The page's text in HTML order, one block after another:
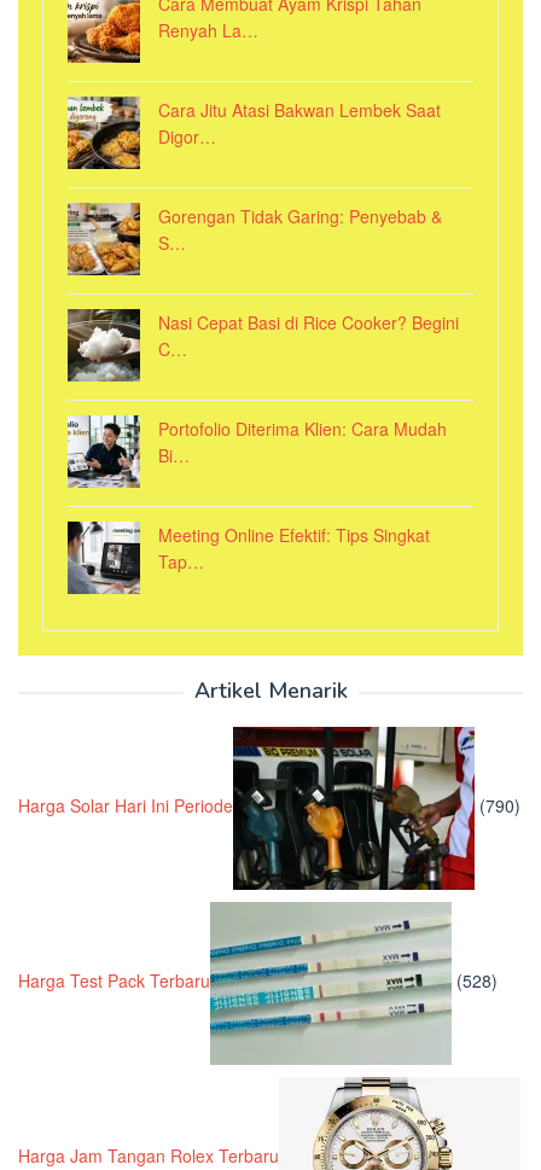
Renyah La…
Cara Jitu Atasi Bakwan Lembek Saat
Digor…
Gorengan Tidak Garing: Penyebab &
S…
Nasi Cepat Basi di Rice Cooker? Begini
C…
Portofolio Diterima Klien: Cara Mudah
Bi…
Meeting Online Efektif: Tips Singkat
Tap…
Artikel Menarik
Harga Solar Hari Ini Periode (790)
Harga Test Pack Terbaru (528)
Harga Jam Tangan Rolex Terbaru